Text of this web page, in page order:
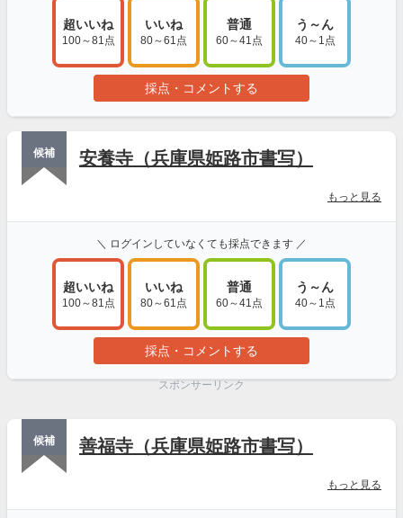
超いいね
100～81点
いいね
80～61点
普通
60～41点
う～ん
40～1点
採点・コメントする
候補 安養寺（兵庫県姫路市書写）
もっと見る
＼ ログインしていなくても採点できます ／
超いいね
100～81点
いいね
80～61点
普通
60～41点
う～ん
40～1点
採点・コメントする
スポンサーリンク
候補 善福寺（兵庫県姫路市書写）
もっと見る